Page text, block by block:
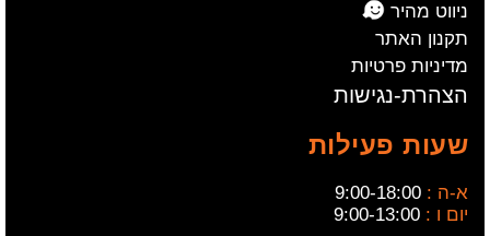
ניווט מהיר
תקנון האתר
מדיניות פרטיות
הצהרת-נגישות
שעות פעילות
א-ה : 9:00-18:00
יום ו : 9:00-13:00